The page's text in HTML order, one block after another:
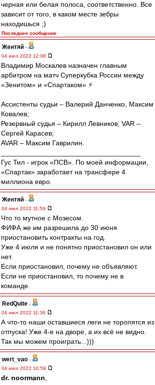
черная или белая полоса, соответственно. Все
зависит от того, в каком месте зебры
находишься ;)
Последнее сообщение
Жентяй -
04 июл 2022 12:06
Владимир Москалев назначен главным
арбитром на матч Суперкубка России между
«Зенитом» и «Спартаком» ⚡️
Ассистенты судьи – Валерий Данченко, Максим
Ковалев;
Резервный судья – Кирилл Левников; VAR –
Сергей Карасев;
AVAR – Максим Гаврилин.
Гус Тил - игрок «ПСВ». По моей информации,
«Спартак» заработает на трансфере 4
миллиона евро.
Жентяй -
04 июл 2022 11:59
Что то мутное с Мозесом.
ФИФА же им разрешила до 30 июня
приостановить контракты на год.
Уже 4 июля и не понятно приостановил он или
нет.
Если приостановил, почему не объявляют.
Если не приостановил, то почему не в
команде.
RedQuite -
04 июл 2022 11:36
А что-то наши оставшиеся леги не торопятся из
отпуска! Уже 4-е на дворе, а их всё не видно.
Так мы можем проиграть...)))
wert_vao -
04 июл 2022 10:59
dr. noormann